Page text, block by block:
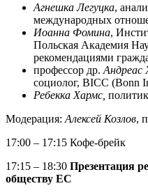
Агнешка Легуцка,
международных
Иоанна Фомина,
Польская Академия
рекомендациями
профессор др. Андреас
социолог, BICC (Bonn
Ребекка Хармс,
Модерация: Алексей Козлов,
17:00 – 17:15 Кофе-брейк
17:15 – 18:30 Презентация
обществу ЕС